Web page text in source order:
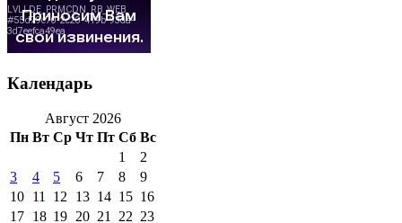
Календарь
Август 2026
Пн Вт Ср Чт Пт Сб Вс
1
2
3
4 5 6 7 8
9
10 11 12 13 14 15 16
17 18 19 20 21 22 23